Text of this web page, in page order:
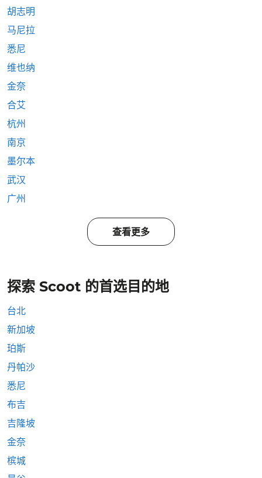
胡志明
马尼拉
悉尼
维也纳
金奈
合艾
杭州
南京
墨尔本
武汉
广州
查看更多
探索 Scoot 的首选目的地
台北
新加坡
珀斯
丹帕沙
悉尼
布吉
吉隆坡
金奈
槟城